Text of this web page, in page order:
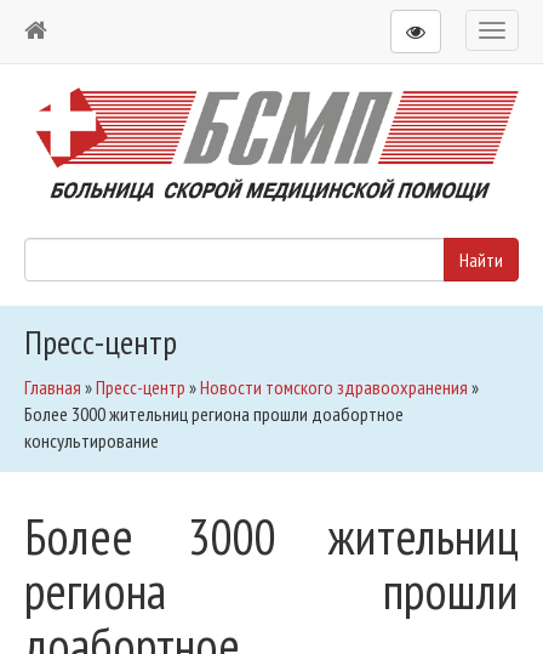
Toggle
Пресс-центр
Главная »Пресс-центр »Новости томского здравоохранения »
Более 3000 жительниц региона прошли доабортное
консультирование
Более 3000 жительниц
региона прошли